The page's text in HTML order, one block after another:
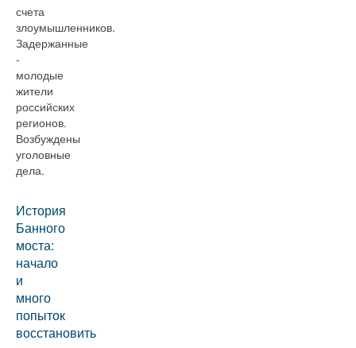
счета
злоумышленников.
Задержанные
-
молодые
жители
российских
регионов.
Возбуждены
уголовные
дела.
История
Банного
моста:
начало
и
много
попыток
восстановить